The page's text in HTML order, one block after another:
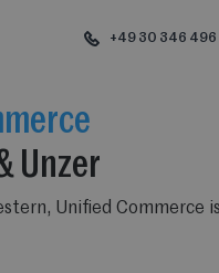
+49 30 346 496
Unzer
Unified Commerce